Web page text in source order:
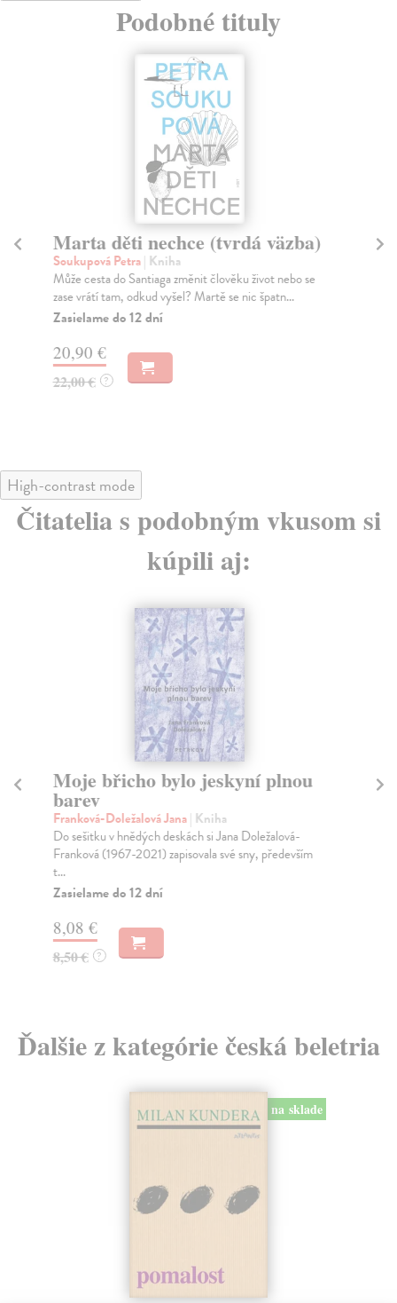
Podobné tituly
Marta děti nechce (tvrdá väzba)
Soukupová Petra| Kniha
Může cesta do Santiaga změnit člověku život nebo se
zase vrátí tam, odkud vyšel? Martě se nic špatn...
Zasielame do 12 dní
20,90 €
22,00 € ?
High-contrast mode
Čitatelia s podobným vkusom si
kúpili aj:
Moje břicho bylo jeskyní plnou
barev
Franková-Doležalová Jana| Kniha
Do sešitku v hnědých deskách si Jana Doležalová-
Franková (1967-2021) zapisovala své sny, především
t...
Zasielame do 12 dní
8,08 €
8,50 € ?
z
Ďalšie z kategórie česká beletria
na sklade